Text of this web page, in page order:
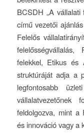
BCSDH „A vállalati
című vezetői
Felelős
felekkel, Etikus és
struktúráját adja a
legfontosabb
feldolgozva, mint a
és innováció vagy a